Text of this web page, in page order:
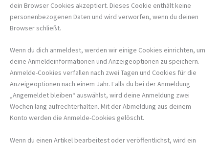
dein Browser Cookies akzeptiert. Dieses Cookie enthält keine
personenbezogenen Daten und wird verworfen, wenn du deinen
Browser schließt.
Wenn du dich anmeldest, werden wir einige Cookies einrichten, um
deine Anmeldeinformationen und Anzeigeoptionen zu speichern.
Anmelde-Cookies verfallen nach zwei Tagen und Cookies für die
Anzeigeoptionen nach einem Jahr. Falls du bei der Anmeldung
„Angemeldet bleiben“ auswählst, wird deine Anmeldung zwei
Wochen lang aufrechterhalten. Mit der Abmeldung aus deinem
Konto werden die Anmelde-Cookies gelöscht.
Wenn du einen Artikel bearbeitest oder veröffentlichst, wird ein